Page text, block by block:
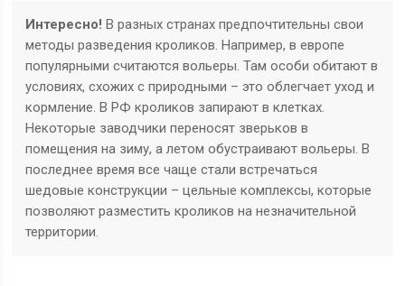
Интересно! В разных странах предпочтительны свои
методы разведения кроликов. Например, в европе
популярными считаются вольеры. Там особи обитают в
условиях, схожих с природными – это облегчает уход и
кормление. В РФ кроликов запирают в клетках.
Некоторые заводчики переносят зверьков в
помещения на зиму, а летом обустраивают вольеры. В
последнее время все чаще стали встречаться
шедовые конструкции – цельные комплексы, которые
позволяют разместить кроликов на незначительной
территории.